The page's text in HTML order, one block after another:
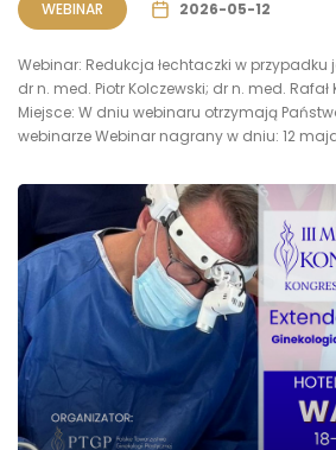
WEBINAR 2026-05-12
Webinar: Redukcja łechtaczki w przypadku
dr n. med. Piotr Kolczewski; dr n. med. Rafał
Miejsce: W dniu webinaru otrzymają
webinarze Webinar nagrany w dniu: 12